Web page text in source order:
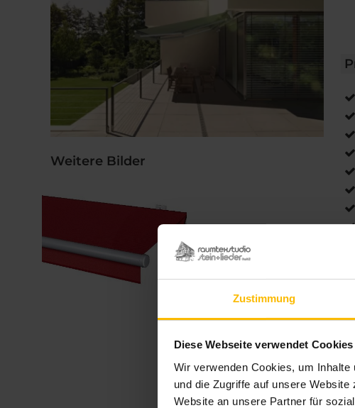
Zustimmung
Diese Webseite verwendet Cookies
Wir verwenden Cookies, um
und die Zugriffe auf unsere
Website an unsere Partner für
Weitere Bilder